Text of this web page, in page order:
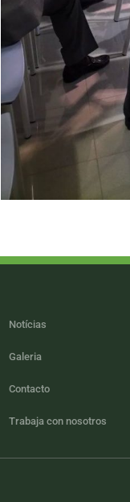
Notícias
Galeria
Contacto
Trabaja con nosotros